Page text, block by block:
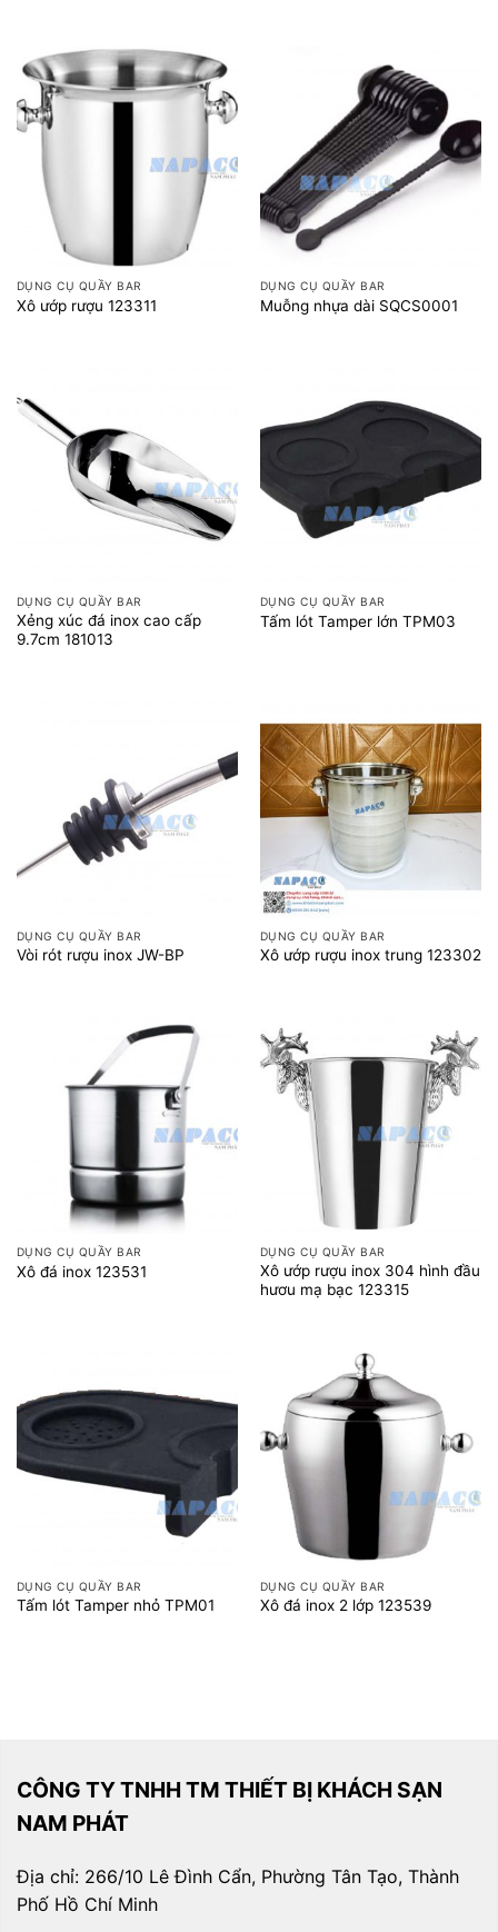
DỤNG CỤ QUẦY BAR
Xô ướp rượu 123311
DỤNG CỤ QUẦY BAR
Muỗng nhựa dài SQCS0001
DỤNG CỤ QUẦY BAR
Xẻng xúc đá inox cao cấp
9.7cm 181013
DỤNG CỤ QUẦY BAR
Tấm lót Tamper lớn TPM03
DỤNG CỤ QUẦY BAR
Vòi rót rượu inox JW-BP
DỤNG CỤ QUẦY BAR
Xô ướp rượu inox trung 123302
DỤNG CỤ QUẦY BAR
Xô đá inox 123531
DỤNG CỤ QUẦY BAR
Xô ướp rượu inox 304 hình đầu
hươu mạ bạc 123315
DỤNG CỤ QUẦY BAR
Tấm lót Tamper nhỏ TPM01
DỤNG CỤ QUẦY BAR
Xô đá inox 2 lớp 123539
CÔNG TY TNHH TM THIẾT BỊ KHÁCH SẠN
NAM PHÁT
Địa chỉ: 266/10 Lê Đình Cẩn, Phường Tân Tạo, Thành
Phố Hồ Chí Minh